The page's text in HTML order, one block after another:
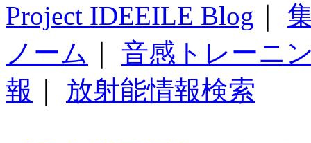
Project IDEEILE Blog
ノーム
音感トレーニ
報
放射能情報検索